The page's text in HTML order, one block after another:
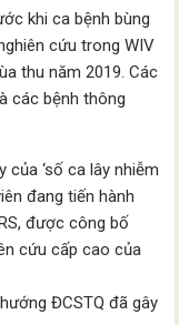
khi ca bệnh bùng
cứu trong WIV
thu năm 2019. Các
các bệnh thông
‘số ca lây nhiễm
đang tiến hành
được công bố
cứu cấp cao của
ĐCSTQ đã gây